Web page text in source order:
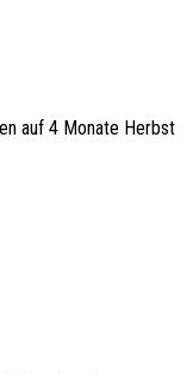
auf 4 Monate Herbst